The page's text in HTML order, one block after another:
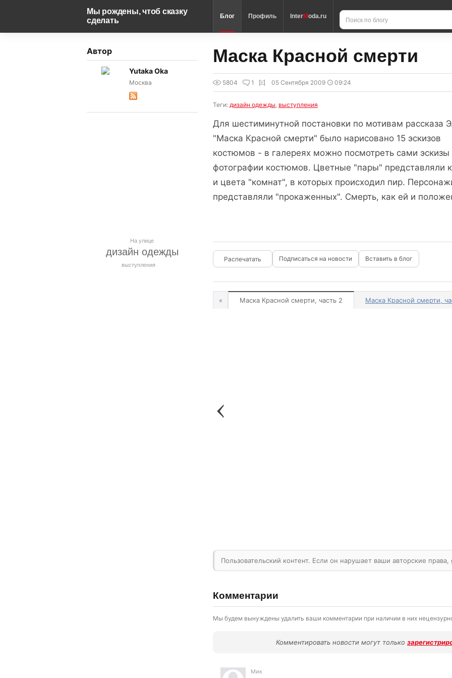
Мы рождены, чтоб сказку
сделать
Блог Профиль InterModa.ru
Автор
Yutaka Oka
Москва
дизайн одежды
На улице
выступления
Маска Красной смерти
5804 1 05 Сентября 2009 09:24
Теги: дизайн одежды, выступления
Для шестиминутной постановки по мотивам рассказа
"Маска Красной смерти" было нарисовано 15 эскизов
костюмов - в галереях можно посмотреть сами эскизы
фотографии костюмов. Цветные "пары" представляли
и цвета "комнат", в которых происходил пир.
представляли "прокаженных". Смерть, как ей и
Подписаться на новости Вставить в блог
« Маска Красной смерти, часть 2 Маска Красной смерти,
Пользовательский контент. Если он нарушает ваши авторские права,
Комментарии
Мы будем вынуждены удалить ваши комментарии при наличии в них
Комментировать новости могут только
Мик